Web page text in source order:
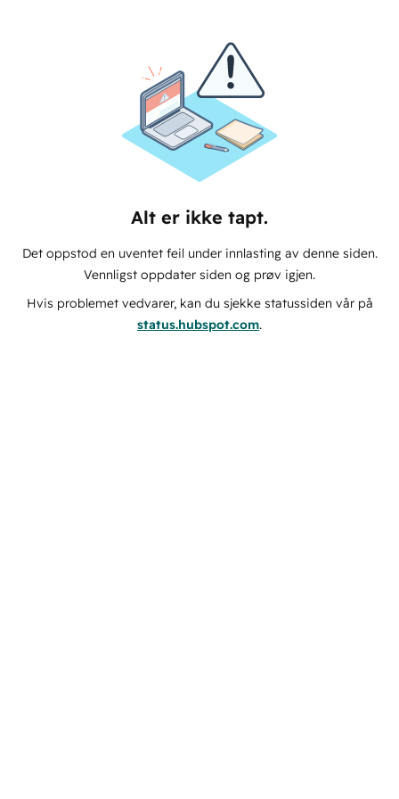
Alt er ikke tapt.
Det oppstod en uventet feil under innlasting av denne siden.
Vennligst oppdater siden og prøv igjen.
Hvis problemet vedvarer, kan du sjekke statussiden vår på
status.hubspot.com.